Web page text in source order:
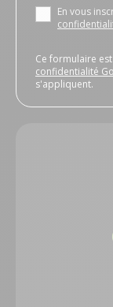
En vous
Ce formulaire
confidentialité
s'appliquent.